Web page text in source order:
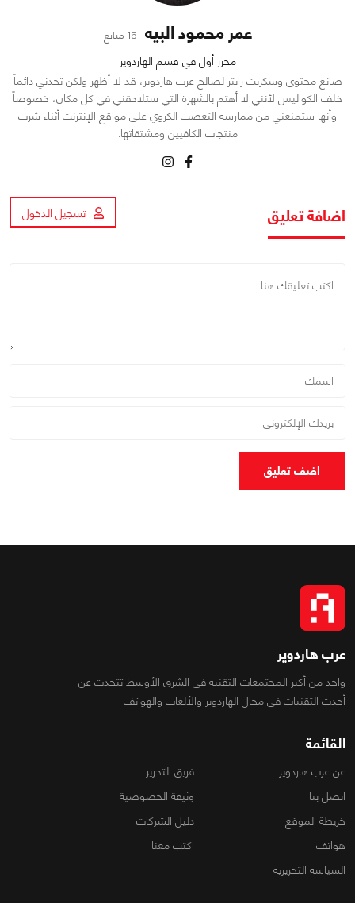
عمر محمود البيه 15 متابع
محرر أول في قسم الهاردوير
صانع محتوى وسكربت رايتر لصالح عرب هاردوير، قد لا أظهر ولكن تجدني دائماً
خلف الكواليس لأنني لا أهتم بالشهرة التي ستلاحقني في كل مكان، خصوصاً
وأنها ستمنعني من ممارسة التعصب الكروي على مواقع الإنترنت أثناء شرب
منتجات الكافيين ومشتقاتها.
اضافة تعليق تسجيل الدخول
اضف تعليق
عرب هاردوير
واحد من أكبر المجتمعات التقنية فى الشرق الأوسط تتحدث عن
أحدث التقنيات فى مجال الهاردوير والألعاب والهواتف
القائمة
عن عرب هاردوير
فريق التحرير
اتصل بنا
وثيقة الخصوصية
خريطة الموقع
دليل الشركات
هواتف
اكتب معنا
السياسة التحريرية